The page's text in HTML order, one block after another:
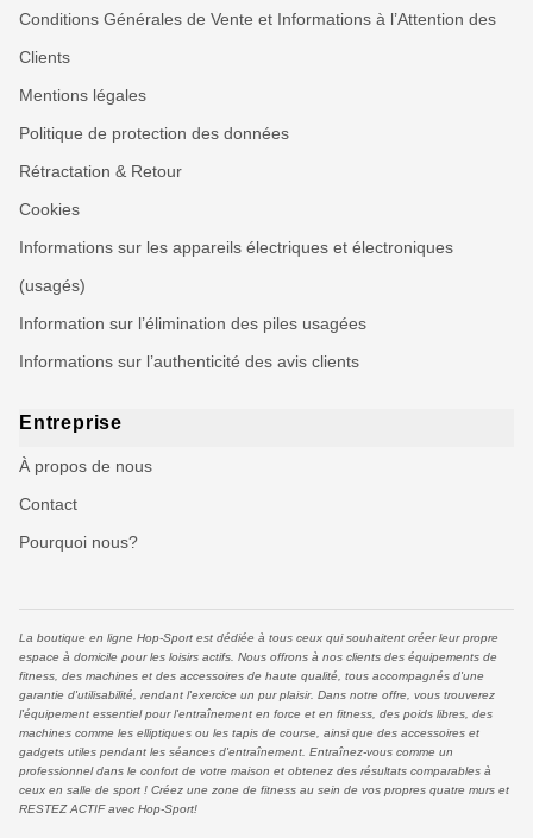
Conditions Générales de Vente et Informations à l’Attention des
Clients
Mentions légales
Politique de protection des données
Rétractation & Retour
Cookies
Informations sur les appareils électriques et électroniques
(usagés)
Information sur l’élimination des piles usagées
Informations sur l’authenticité des avis clients
Entreprise
À propos de nous
Contact
Pourquoi nous?
La boutique en ligne Hop-Sport est dédiée à tous ceux qui souhaitent créer leur propre
espace à domicile pour les loisirs actifs. Nous offrons à nos clients des équipements de
fitness, des machines et des accessoires de haute qualité, tous accompagnés d'une
garantie d'utilisabilité, rendant l'exercice un pur plaisir. Dans notre offre, vous trouverez
l'équipement essentiel pour l'entraînement en force et en fitness, des poids libres, des
machines comme les elliptiques ou les tapis de course, ainsi que des accessoires et
gadgets utiles pendant les séances d'entraînement. Entraînez-vous comme un
professionnel dans le confort de votre maison et obtenez des résultats comparables à
ceux en salle de sport ! Créez une zone de fitness au sein de vos propres quatre murs et
RESTEZ ACTIF avec Hop-Sport!